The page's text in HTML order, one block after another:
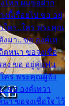
ไหล ผมขอฝาก
งนี้เรื่อยไป ขอ อยู่
ใคร..ใคร พระคุณ
มา.. ขอ องค์เท
หนา ขอจงเชื่อ
ลง ขอ อยู่คู่แฟน
ใคร พระคุณผู้ฟัง
ขอ องค์เทวา
า ขอจงเชื่อใจ ไว้